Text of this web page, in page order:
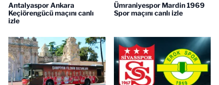
Antalyaspor Ankara
Keçiörengücü maçını canlı
izle
Ümraniyespor Mardin 1969
Spor maçını canlı izle